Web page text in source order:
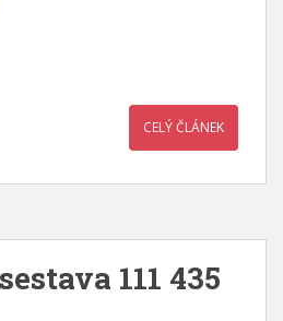
CELÝ ČLÁNEK
111 435